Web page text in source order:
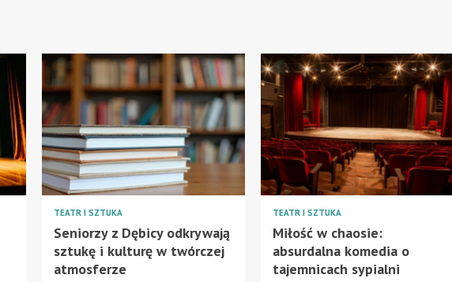
TEATR I SZTUKA
Seniorzy z Dębicy odkrywają
sztukę i kulturę w twórczej
atmosferze
TEATR I SZTUKA
Miłość w chaosie:
absurdalna komedia o
tajemnicach sypialni